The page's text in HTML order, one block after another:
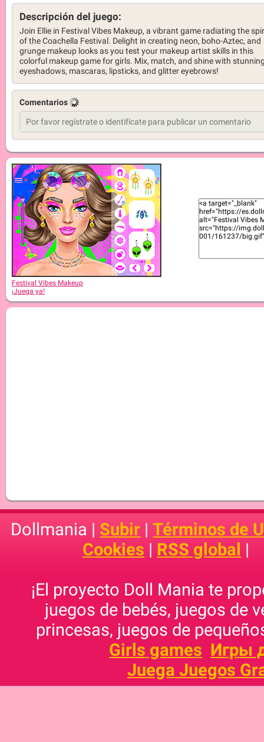
Descripción del juego:
Join Ellie in Festival Vibes Makeup, a vibrant game radiating the
of the Coachella Festival. Delight in creating neon, boho-Aztec, and
grunge makeup looks as you test your makeup artist skills in this
colorful makeup game for girls. Mix, match, and shine with
eyeshadows, mascaras, lipsticks, and glitter eyebrows!
Comentarios
Festival Vibes Makeup
¡Juega ya!
Dollmania | Subir |Términos de
Cookies | RSS global |
¡El proyecto Doll Mania te
juegos de bebés, juegos de
princesas, juegos de
Girls games Игры
Juega Juegos